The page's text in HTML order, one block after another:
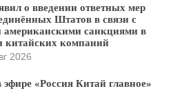
о введении ответных мер
Штатов в связи с
американскими санкциями в
китайских компаний
2026
эфире «Россия Китай главное»